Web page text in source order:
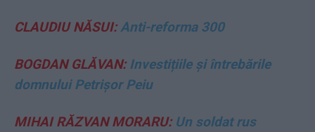
CLAUDIU NĂSUI:Anti-reforma 300
BOGDAN GLĂVAN:Investițiile și întrebările
domnului Petrișor Peiu
MIHAI RĂZVAN MORARU:Un soldat rus